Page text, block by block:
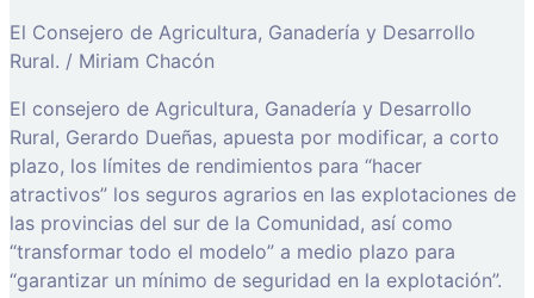
El Consejero de Agricultura, Ganadería y Desarrollo
Rural. / Miriam Chacón
El consejero de Agricultura, Ganadería y Desarrollo
Rural, Gerardo Dueñas, apuesta por modificar, a corto
plazo, los límites de rendimientos para “hacer
atractivos” los seguros agrarios en las explotaciones de
las provincias del sur de la Comunidad, así como
“transformar todo el modelo” a medio plazo para
“garantizar un mínimo de seguridad en la explotación”.